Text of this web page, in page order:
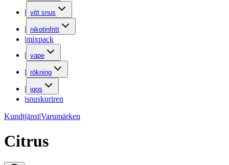
| vitt snus
| nikotinfritt
|mixpack
| vape
| rökning
| iqos
|snuskuriren
Kundtjänst|Varumärken
Citrus